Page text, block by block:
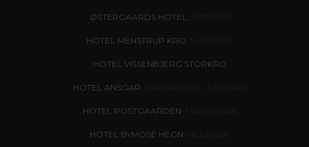
ØSTERGAARDS HOTEL, HERNING
HOTEL MENSTRUP KRO
HOTEL VISSENBJERG STORKRO
HOTEL ANSGAR
HOTEL POSTGAARDEN
HOTEL BYMOSE HEGN